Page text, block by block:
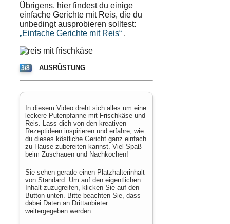
Übrigens, hier findest du einige
einfache Gerichte mit Reis, die du
unbedingt ausprobieren solltest:
„Einfache Gerichte mit Reis“ .
3/8 AUSRÜSTUNG
In diesem Video dreht sich alles um eine
leckere Putenpfanne mit Frischkäse und
Reis. Lass dich von den kreativen
Rezeptideen inspirieren und erfahre, wie
du dieses köstliche Gericht ganz einfach
zu Hause zubereiten kannst. Viel Spaß
beim Zuschauen und Nachkochen!
Sie sehen gerade einen Platzhalterinhalt
von Standard . Um auf den eigentlichen
Inhalt zuzugreifen, klicken Sie auf den
Button unten. Bitte beachten Sie, dass
dabei Daten an Drittanbieter
weitergegeben werden.